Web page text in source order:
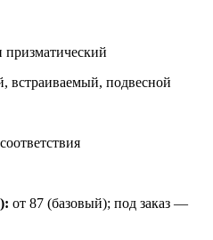
встраиваемый, подвесной
от 87 (базовый); под заказ —